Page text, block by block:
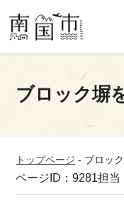
ブロック塀
トップページ - ブロッ
ページID：9281担当